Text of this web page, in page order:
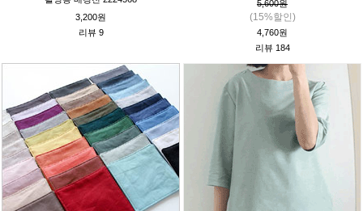
3,200원
리뷰 9
5,600원
(15%할인)
4,760원
리뷰 184